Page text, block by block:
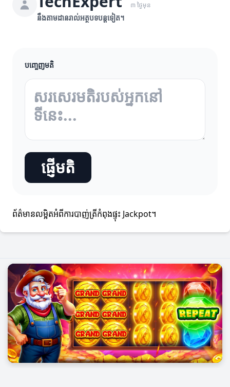
៣ ថ្ងៃមុន
នឹងតាមដានរាល់អត្ថបទបន្តទៀត។
បញ្ចេញមតិ
ផ្ញើមតិ
ព័ត៌មានលម្អិតអំពីការបាញ់ត្រីកំពុងផ្ទុះ Jackpot។